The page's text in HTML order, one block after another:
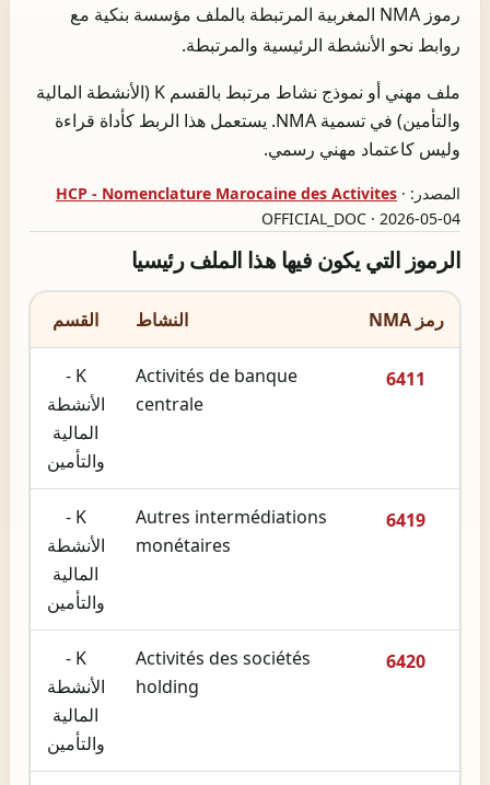
رموز NMA المغربية المرتبطة بالملف مؤسسة بنكية مع
روابط نحو الأنشطة الرئيسية والمرتبطة.
ملف مهني أو نموذج نشاط مرتبط بالقسم K (الأنشطة المالية
والتأمين) في تسمية NMA. يستعمل هذا الربط كأداة قراءة
وليس كاعتماد مهني رسمي.
المصدر: HCP - Nomenclature Marocaine des Activites ·
OFFICIAL_DOC · 2026-05-04
الرموز التي يكون فيها هذا الملف رئيسيا
رمز NMA النشاط القسم
6411
Activités de banque
centrale
K -
الأنشطة
المالية
والتأمين
6419
Autres intermédiations
monétaires
K -
الأنشطة
المالية
والتأمين
6420
Activités des sociétés
holding
K -
الأنشطة
المالية
والتأمين